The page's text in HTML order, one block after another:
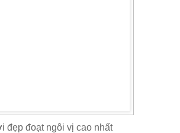
đẹp đoạt ngôi vị cao nhất